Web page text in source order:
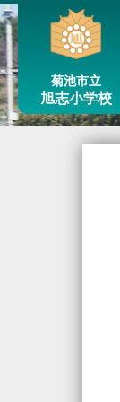
菊池市立
旭志小学校